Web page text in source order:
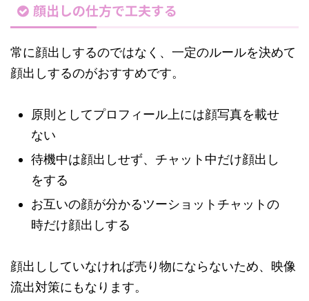
顔出しの仕方で工夫する
常に顔出しするのではなく、一定のルールを決めて
顔出しするのがおすすめです。
原則としてプロフィール上には顔写真を載せ
ない
待機中は顔出しせず、チャット中だけ顔出し
をする
お互いの顔が分かるツーショットチャットの
時だけ顔出しする
顔出ししていなければ売り物にならないため、映像
流出対策にもなります。